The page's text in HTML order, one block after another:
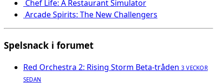
Chef Life: A Restaurant Simulator
Arcade Spirits: The New Challengers
Spelsnack i forumet
Red Orchestra 2: Rising Storm Beta-tråden 3 VECKOR
SEDAN